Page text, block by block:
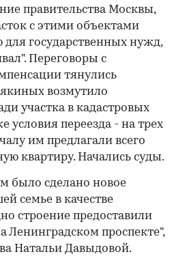
правительства Москвы,
с этими объектами
государственных нужд,
Переговоры с
тянулись
возмутило
участка в кадастровых
условия переезда - на трех
им предлагали всего
квартиру. Начались суды.
было сделано новое
семье в качестве
строение предоставили
Ленинградском проспекте",
Натальи Давыдовой.